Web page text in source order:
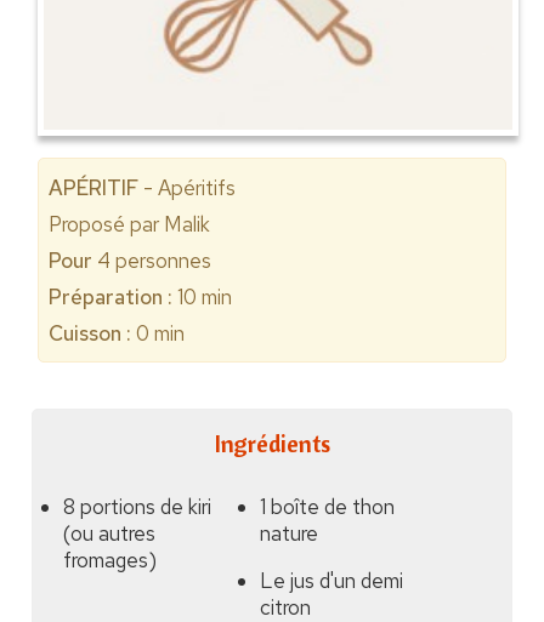
APÉRITIF - Apéritifs
Proposé par Malik
Pour 4 personnes
Préparation : 10 min
Cuisson : 0 min
Ingrédients
8 portions de kiri
(ou autres
fromages)
1 boîte de thon
nature
Le jus d'un demi
citron